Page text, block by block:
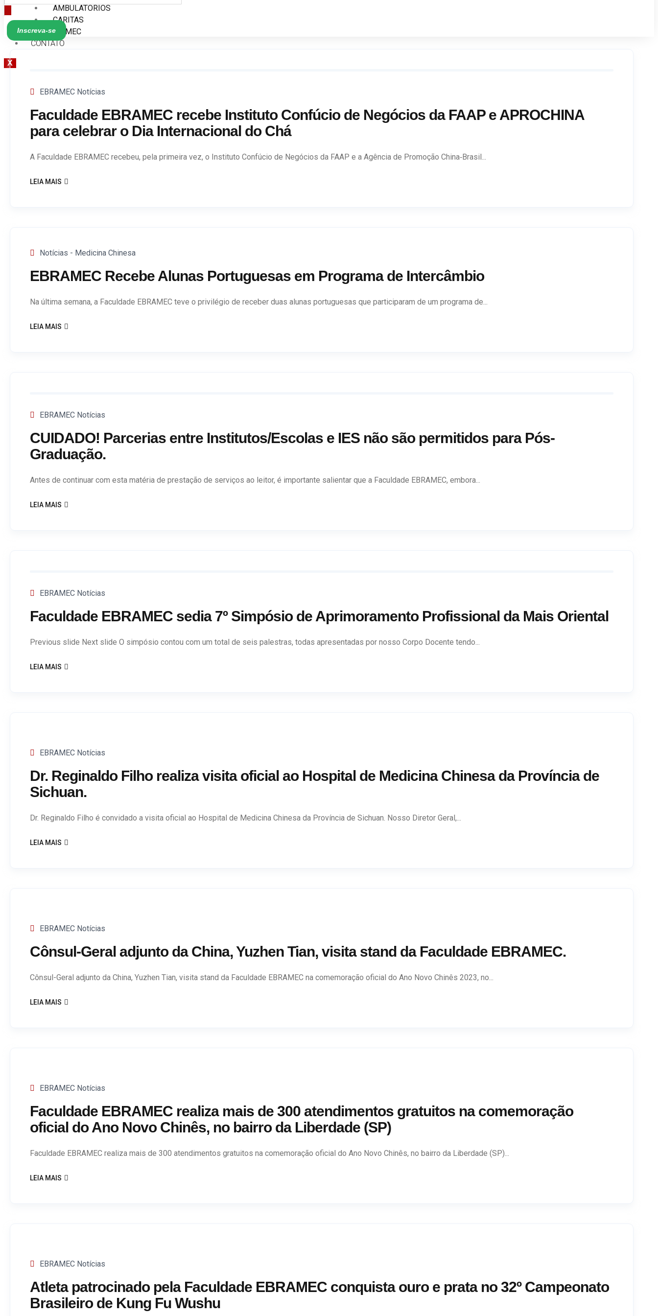
AMBULATÓRIOS
CARITAS
CIAMEC
CONTATO
X
Inscreva-se
EBRAMEC Notícias
Faculdade EBRAMEC recebe Instituto Confúcio de Negócios da FAAP e APROCHINA
para celebrar o Dia Internacional do Chá
A Faculdade EBRAMEC recebeu, pela primeira vez, o Instituto Confúcio de Negócios da FAAP e a Agência de Promoção China‑Brasil...
LEIA MAIS
Notícias - Medicina Chinesa
EBRAMEC Recebe Alunas Portuguesas em Programa de Intercâmbio
Na última semana, a Faculdade EBRAMEC teve o privilégio de receber duas alunas portuguesas que participaram de um programa de...
LEIA MAIS
EBRAMEC Notícias
CUIDADO! Parcerias entre Institutos/Escolas e IES não são permitidos para Pós-
Graduação.
Antes de continuar com esta matéria de prestação de serviços ao leitor, é importante salientar que a Faculdade EBRAMEC, embora...
LEIA MAIS
EBRAMEC Notícias
Faculdade EBRAMEC sedia 7º Simpósio de Aprimoramento Profissional da Mais Oriental
Previous slide Next slide O simpósio contou com um total de seis palestras, todas apresentadas por nosso Corpo Docente tendo...
LEIA MAIS
EBRAMEC Notícias
Dr. Reginaldo Filho realiza visita oficial ao Hospital de Medicina Chinesa da Província de
Sichuan.
Dr. Reginaldo Filho é convidado a visita oficial ao Hospital de Medicina Chinesa da Província de Sichuan. Nosso Diretor Geral,...
LEIA MAIS
EBRAMEC Notícias
Cônsul-Geral adjunto da China, Yuzhen Tian, visita stand da Faculdade EBRAMEC.
Cônsul-Geral adjunto da China, Yuzhen Tian, visita stand da Faculdade EBRAMEC na comemoração oficial do Ano Novo Chinês 2023, no...
LEIA MAIS
EBRAMEC Notícias
Faculdade EBRAMEC realiza mais de 300 atendimentos gratuitos na comemoração
oficial do Ano Novo Chinês, no bairro da Liberdade (SP)
Faculdade EBRAMEC realiza mais de 300 atendimentos gratuitos na comemoração oficial do Ano Novo Chinês, no bairro da Liberdade (SP)...
LEIA MAIS
EBRAMEC Notícias
Atleta patrocinado pela Faculdade EBRAMEC conquista ouro e prata no 32º Campeonato
Brasileiro de Kung Fu Wushu